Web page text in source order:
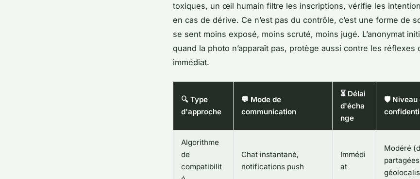
toxiques, un œil humain filtre les inscriptions, vérifie les
en cas de dérive. Ce n’est pas du contrôle, c’est une forme de
se sent moins exposé, moins scruté, moins jugé. L’anonymat
quand la photo n’apparaît pas, protège aussi contre les réflexes
immédiat.
🔍 Type
d'approche
💬 Mode de
communication
⏳ Délai
d'écha
nge
🛡️ Niveau
Algorithme
de
compatibilit
Chat instantané,
notifications push
Immédi
at
Modéré